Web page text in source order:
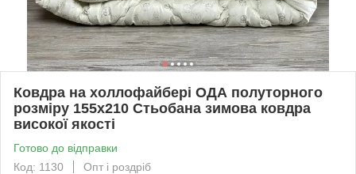
Ковдра на холлофайбері ОДА полуторного
розміру 155х210 Стьобана зимова ковдра
високої якості
Готово до відправки
Код: 1130
Опт і роздріб